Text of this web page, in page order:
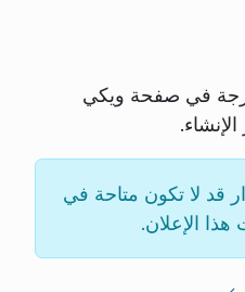
في صفحة ويكي
قد لا تكون متاحة في
الإعلان.